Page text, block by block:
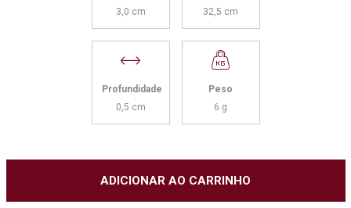
3,0 cm
32,5 cm
Profundidade
0,5 cm
Peso
6 g
ADICIONAR AO CARRINHO